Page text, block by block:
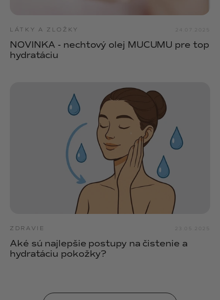
LÁTKY A ZLOŽKY 24.07.2025
NOVINKA - nechtový olej MUCUMU pre top
hydratáciu
ZDRAVIE 23.05.2025
Aké sú najlepšie postupy na čistenie a
hydratáciu pokožky?